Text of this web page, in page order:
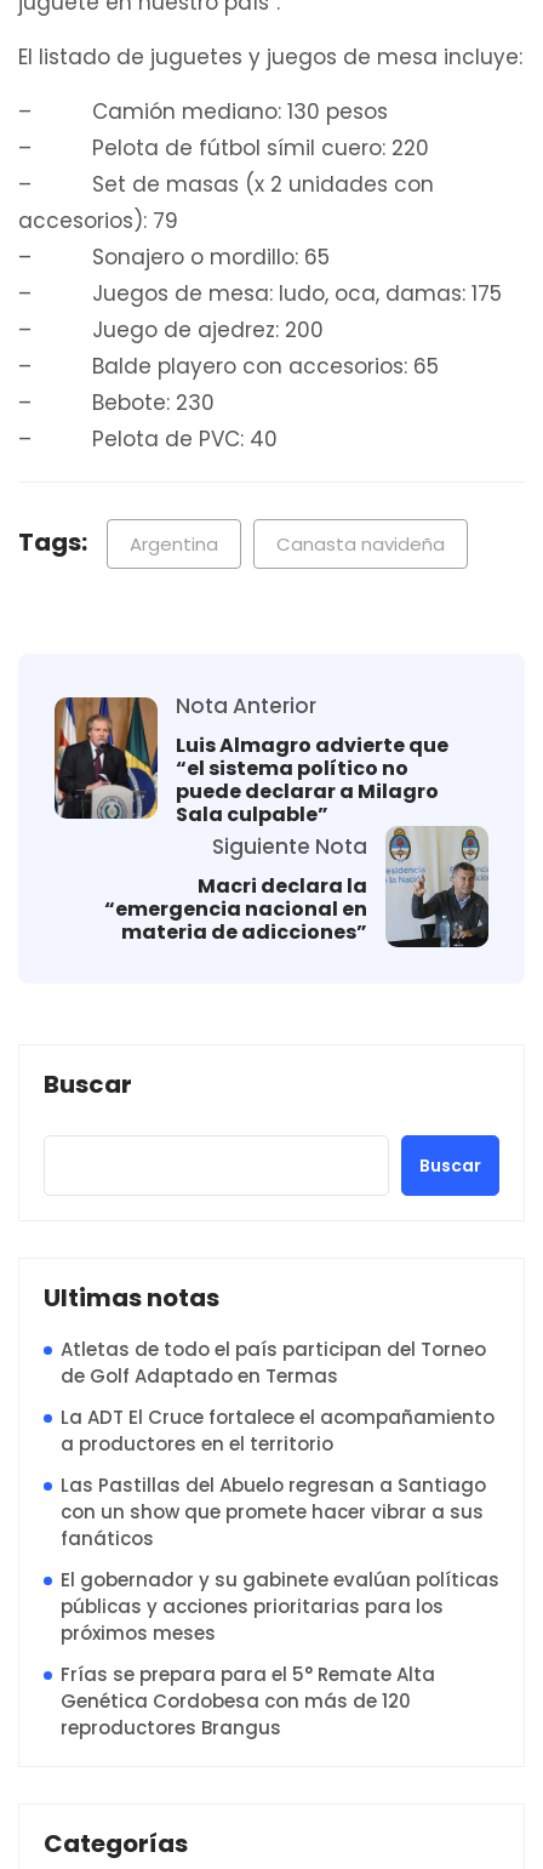
El listado de juguetes y juegos de mesa incluye:
– Camión mediano: 130 pesos
– Pelota de fútbol símil cuero: 220
– Set de masas (x 2 unidades con
accesorios): 79
– Sonajero o mordillo: 65
– Juegos de mesa: ludo, oca, damas: 175
– Juego de ajedrez: 200
– Balde playero con accesorios: 65
– Bebote: 230
– Pelota de PVC: 40
Tags: Argentina Canasta navideña
Nota Anterior
Luis Almagro advierte que
“el sistema político no
puede declarar a Milagro
Sala culpable”
Siguiente Nota
Macri declara la
“emergencia nacional en
materia de adicciones”
Buscar
Buscar
Ultimas notas
Atletas de todo el país participan del Torneo
de Golf Adaptado en Termas
La ADT El Cruce fortalece el acompañamiento
a productores en el territorio
Las Pastillas del Abuelo regresan a Santiago
con un show que promete hacer vibrar a sus
fanáticos
El gobernador y su gabinete evalúan políticas
públicas y acciones prioritarias para los
próximos meses
Frías se prepara para el 5° Remate Alta
Genética Cordobesa con más de 120
reproductores Brangus
Categorías